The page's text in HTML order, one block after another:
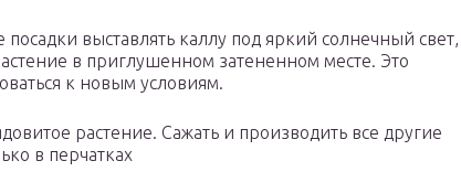
выставлять каллу под яркий солнечный свет,
в приглушенном затененном месте. Это
к новым условиям.
растение. Сажать и производить все другие
в перчатках